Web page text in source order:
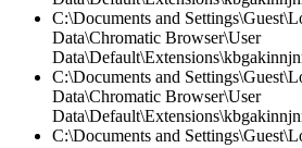
C:\Documents and
Data\Chromatic Browser\User
C:\Documents and
Data\Chromatic Browser\User
C:\Documents and